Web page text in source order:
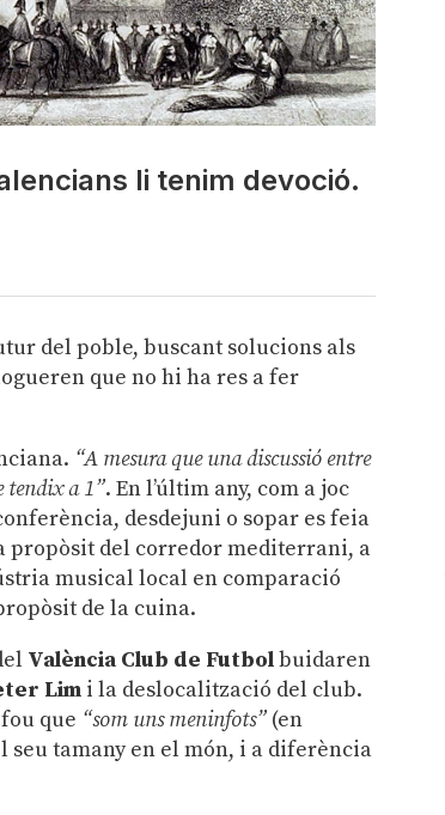
li tenim devoció.
del poble, buscant solucions als
que no hi ha res a fer
“A mesura que una discussió entre
tendix a 1”. En l’últim any, com a joc
desdejuni o sopar es feia
propòsit del corredor mediterrani, a
musical local en comparació
de la cuina.
València Club de Futbolbuidaren
Lim i la deslocalització del club.
que “som uns meninfots” (en
tamany en el món, i a diferència